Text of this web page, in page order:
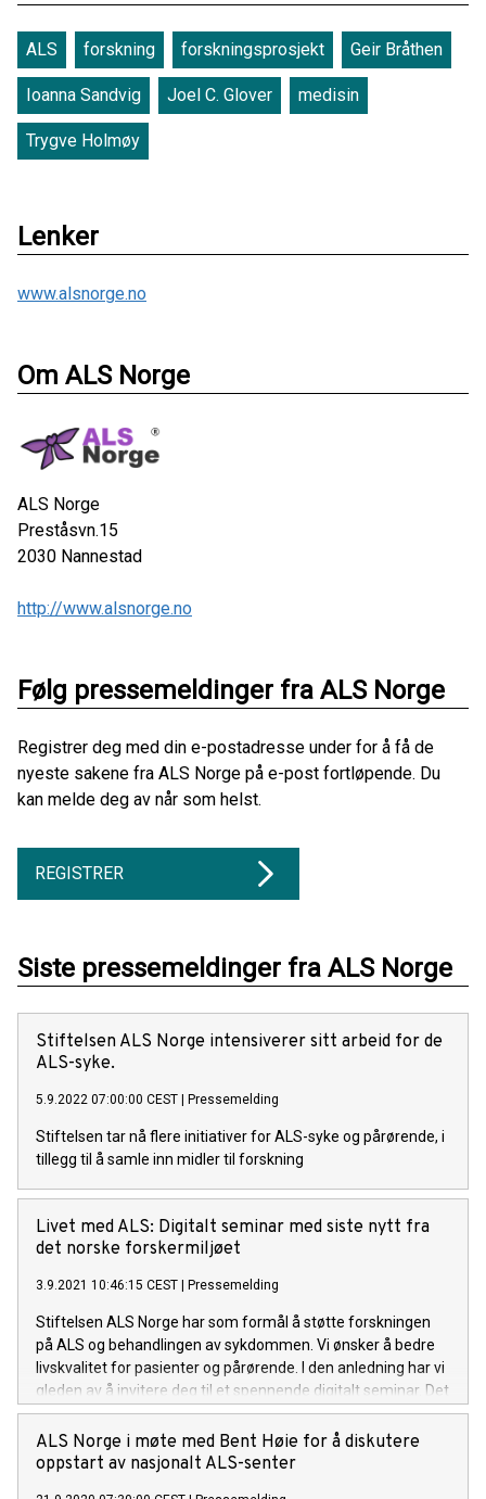
ALS forskning forskningsprosjekt Geir Bråthen
Ioanna Sandvig Joel C. Glover medisin
Trygve Holmøy
Lenker
www.alsnorge.no
Om ALS Norge
ALS Norge
Preståsvn.15
2030 Nannestad
http://www.alsnorge.no
Følg pressemeldinger fra ALS Norge
Registrer deg med din e-postadresse under for å få de
nyeste sakene fra ALS Norge på e-post fortløpende. Du
kan melde deg av når som helst.
REGISTRER
Siste pressemeldinger fra ALS Norge
Stiftelsen ALS Norge intensiverer sitt arbeid for de
ALS-syke.
5.9.2022 07:00:00 CEST Pressemelding
Stiftelsen tar nå flere initiativer for ALS-syke og pårørende, i
tillegg til å samle inn midler til forskning
Livet med ALS: Digitalt seminar med siste nytt fra
det norske forskermiljøet
3.9.2021 10:46:15 CEST Pressemelding
Stiftelsen ALS Norge har som formål å støtte forskningen
på ALS og behandlingen av sykdommen. Vi ønsker å bedre
livskvalitet for pasienter og pårørende. I den anledning har vi
gleden av å invitere deg til et spennende digitalt seminar. Det
blir et fullspekket program med innslag fra forskere som
kommer med siste nytt, og fagpersoner innenfor
helsesektoren som vil bidra med sine kunnskaper og
ALS Norge i møte med Bent Høie for å diskutere
oppstart av nasjonalt ALS-senter